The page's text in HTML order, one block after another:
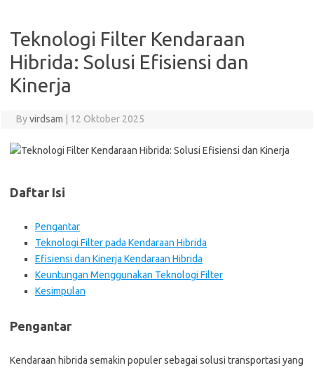
Teknologi Filter Kendaraan
Hibrida: Solusi Efisiensi dan
Kinerja
Byvirdsam 12 Oktober 2025
Daftar Isi
Pengantar
Teknologi Filter pada Kendaraan Hibrida
Efisiensi dan Kinerja Kendaraan Hibrida
Keuntungan Menggunakan Teknologi Filter
Kesimpulan
Pengantar
Kendaraan hibrida semakin populer sebagai solusi transportasi yang